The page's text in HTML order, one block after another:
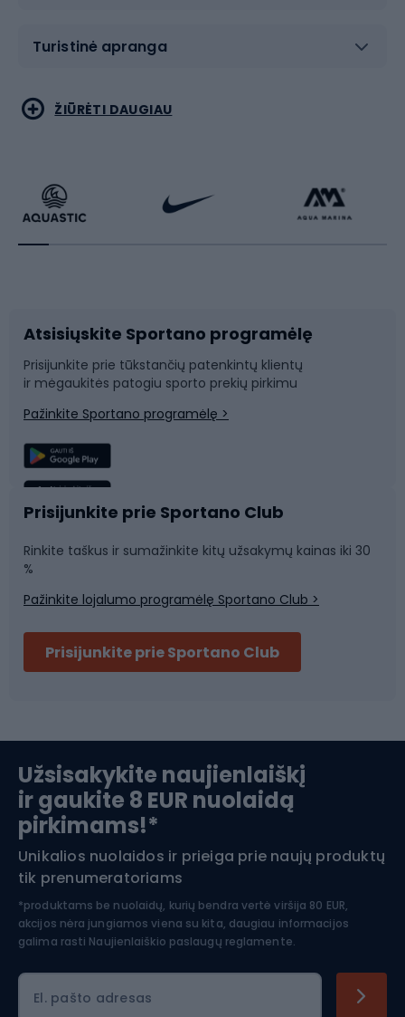
Turistinė apranga
Bėgimas
Dviratininkų apranga
Dviračių dalys
Laipiojimas
Žvejyba
Sportinė medicina
Koviniai sportai
Rakečių sportas
Rogutės ir čiuožynės
Snieglenčių sportas
Plaukimas
Komandinis sportas
Slidinėjimas
Apranga žiemos sportui
Šiaurietiškas ėjimas
ŽIŪRĖTI DAUGIAU
Atsisiųskite Sportano programėlę
Prisijunkite prie tūkstančių patenkintų klientų
ir mėgaukitės patogiu sporto prekių pirkimu
Pažinkite Sportano programėlę >
Prisijunkite prie Sportano Club
Rinkite taškus ir sumažinkite kitų užsakymų kainas iki 30
%
Pažinkite lojalumo programėlę Sportano Club >
Prisijunkite prie Sportano Club
Užsisakykite naujienlaiškį
ir gaukite 8 EUR nuolaidą
pirkimams!*
Unikalios nuolaidos ir prieiga prie naujų produktų
tik prenumeratoriams
*produktams be nuolaidų, kurių bendra vertė viršija 80 EUR,
akcijos nėra jungiamos viena su kita, daugiau informacijos
galima rasti Naujienlaiškio paslaugų reglamente.
El. pašto adresas